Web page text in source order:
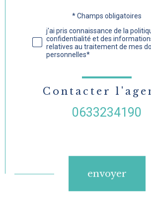
Validation* Champs obligatoires
j'ai pris connaissance de la
confidentialité et des
relatives au traitement de mes
personnelles*
Contacter
0633234190
envoyer